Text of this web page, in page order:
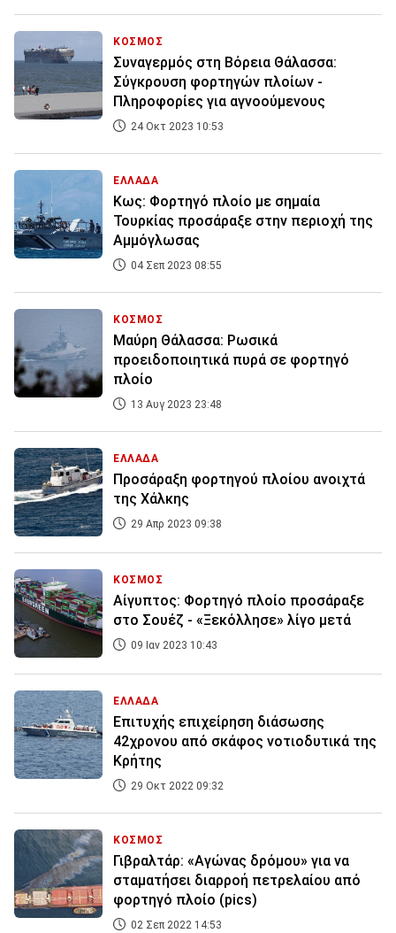
ΚΟΣΜΟΣ
Συναγερμός στη Βόρεια Θάλασσα:
Σύγκρουση φορτηγών πλοίων -
Πληροφορίες για αγνοούμενους
24 Οκτ 2023 10:53
ΕΛΛΑΔΑ
Κως: Φορτηγό πλοίο με σημαία
Τουρκίας προσάραξε στην περιοχή της
Αμμόγλωσας
04 Σεπ 2023 08:55
ΚΟΣΜΟΣ
Μαύρη Θάλασσα: Ρωσικά
προειδοποιητικά πυρά σε φορτηγό
πλοίο
13 Αυγ 2023 23:48
ΕΛΛΑΔΑ
Προσάραξη φορτηγού πλοίου ανοιχτά
της Χάλκης
29 Απρ 2023 09:38
ΚΟΣΜΟΣ
Αίγυπτος: Φορτηγό πλοίο προσάραξε
στο Σουέζ - «Ξεκόλλησε» λίγο μετά
09 Ιαν 2023 10:43
ΕΛΛΑΔΑ
Επιτυχής επιχείρηση διάσωσης
42χρονου από σκάφος νοτιοδυτικά της
Κρήτης
29 Οκτ 2022 09:32
ΚΟΣΜΟΣ
Γιβραλτάρ: «Αγώνας δρόμου» για να
σταματήσει διαρροή πετρελαίου από
φορτηγό πλοίο (pics)
02 Σεπ 2022 14:53